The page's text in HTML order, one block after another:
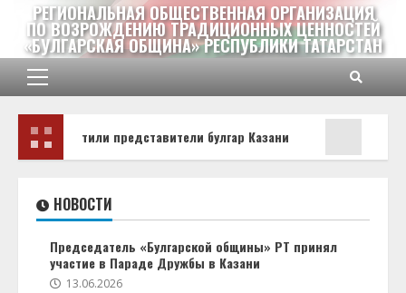
Перейти
содержимому
РЕГИОНАЛЬНАЯ ОБЩЕСТВЕННАЯ ОРГАНИЗАЦИЯ
ПО ВОЗРОЖДЕНИЮ ТРАДИЦИОННЫХ ЦЕННОСТЕЙ
«БУЛГАРСКАЯ ОБЩИНА» РЕСПУБЛИКИ ТАТАРСТАН
Основное
посетили представители булгар Казани
НОВОСТИ
Председатель «Булгарской общины» РТ принял
участие в Параде Дружбы в Казани
13.06.2026